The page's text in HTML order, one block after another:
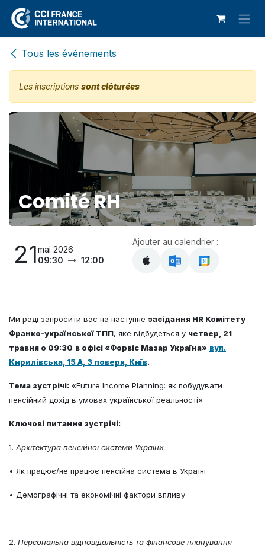
Se rendre au contenu
Tous les événements
Les inscriptions sont clôturées
Comité RH
21mai 2026
09:30
12:00
Ajouter au calendrier :
Ми раді запросити вас на наступне засідання HR Комітету
Франко-української ТПП, яке відбудеться у четвер, 21
травня о 09:30 в офісі «Форвіс Мазар Україна» вул.
Кирилівська, 15 А, 3 поверх, Київ.
Тема зустрічі: «Future Income Planning: як побудувати
пенсійний дохід в умовах української реальності»
Ключові питання зустрічі:
1. Архітектура пенсійної системи України
• Як працює/не працює пенсійна система в Україні
• Демографічні та економічні фактори впливу
2. Персональна відповідальність та фінансове планування